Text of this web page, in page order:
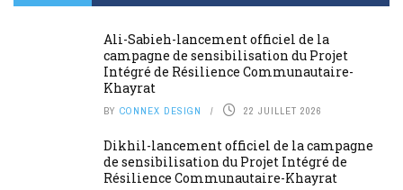
Ali-Sabieh-lancement officiel de la
campagne de sensibilisation du Projet
Intégré de Résilience Communautaire-
Khayrat
BY CONNEX DESIGN 22 JUILLET 2026
Dikhil-lancement officiel de la campagne
de sensibilisation du Projet Intégré de
Résilience Communautaire-Khayrat